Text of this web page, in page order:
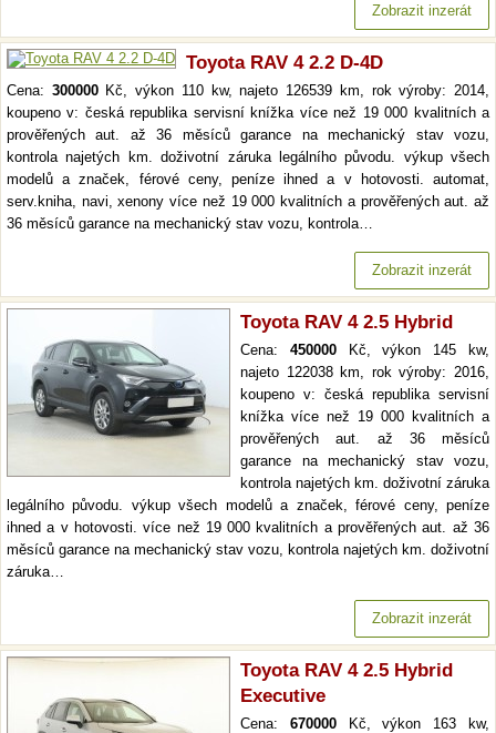
Zobrazit inzerát
Toyota RAV 4 2.2 D-4D
Cena: 300000Kč, výkon 110 kw, najeto 126539 km, rok výroby: 2014,
koupeno v: česká republika servisní knížka více než 19 000 kvalitních a
prověřených aut. až 36 měsíců garance na mechanický stav vozu,
kontrola najetých km. doživotní záruka legálního původu. výkup všech
modelů a značek, férové ceny, peníze ihned a v hotovosti. automat,
serv.kniha, navi, xenony více než 19 000 kvalitních a prověřených aut. až
36 měsíců garance na mechanický stav vozu, kontrola…
Zobrazit inzerát
Toyota RAV 4 2.5 Hybrid
Cena: 450000Kč, výkon 145 kw,
najeto 122038 km, rok výroby: 2016,
koupeno v: česká republika servisní
knížka více než 19 000 kvalitních a
prověřených aut. až 36 měsíců
garance na mechanický stav vozu,
kontrola najetých km. doživotní záruka
legálního původu. výkup všech modelů a značek, férové ceny, peníze
ihned a v hotovosti. více než 19 000 kvalitních a prověřených aut. až 36
měsíců garance na mechanický stav vozu, kontrola najetých km. doživotní
záruka…
Zobrazit inzerát
Toyota RAV 4 2.5 Hybrid
Executive
Cena: 670000Kč, výkon 163 kw,